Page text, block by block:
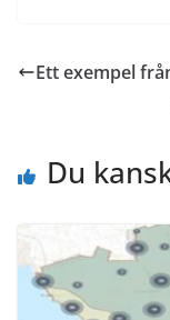
Ett exempel
Du